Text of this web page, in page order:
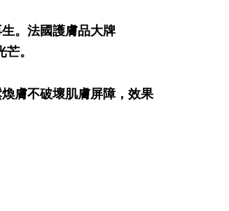
。法國護膚品大牌
。
膚不破壞肌膚屏障，效果